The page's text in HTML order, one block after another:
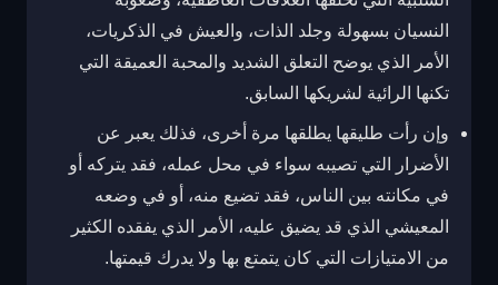
النسيان بسهولة وجلد الذات، والعيش في الذكريات،
الأمر الذي يوضح التعلق الشديد والمحبة العميقة التي
تكنها الرائية لشريكها السابق.
وإن رأت طليقها يطلقها مرة أخرى، فذلك يعبر عن
الأضرار التي تصيبه سواء في محل عمله، فقد يتركه أو
في مكانته بين الناس، فقد تضيع منه، أو في وضعه
المعيشي الذي قد يضيق عليه، الأمر الذي يفقده الكثير
من الامتيازات التي كان يتمتع بها ولا يدرك قيمتها.